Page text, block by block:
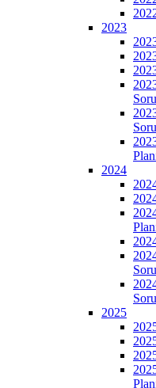
2023
2024
2025